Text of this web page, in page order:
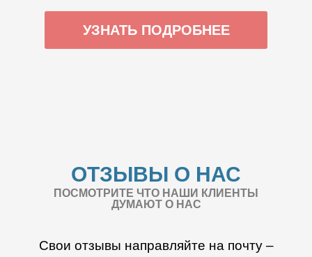
УЗНАТЬ ПОДРОБНЕЕ
ОТЗЫВЫ О НАС
ПОСМОТРИТЕ ЧТО НАШИ КЛИЕНТЫ
ДУМАЮТ О НАС
Свои отзывы направляйте на почту –